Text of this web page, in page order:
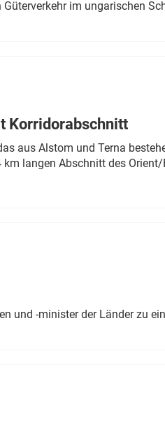
im ungarischen
Korridorabschnitt
aus Alstom und Terna
langen Abschnitt des
und -minister der Länder zu